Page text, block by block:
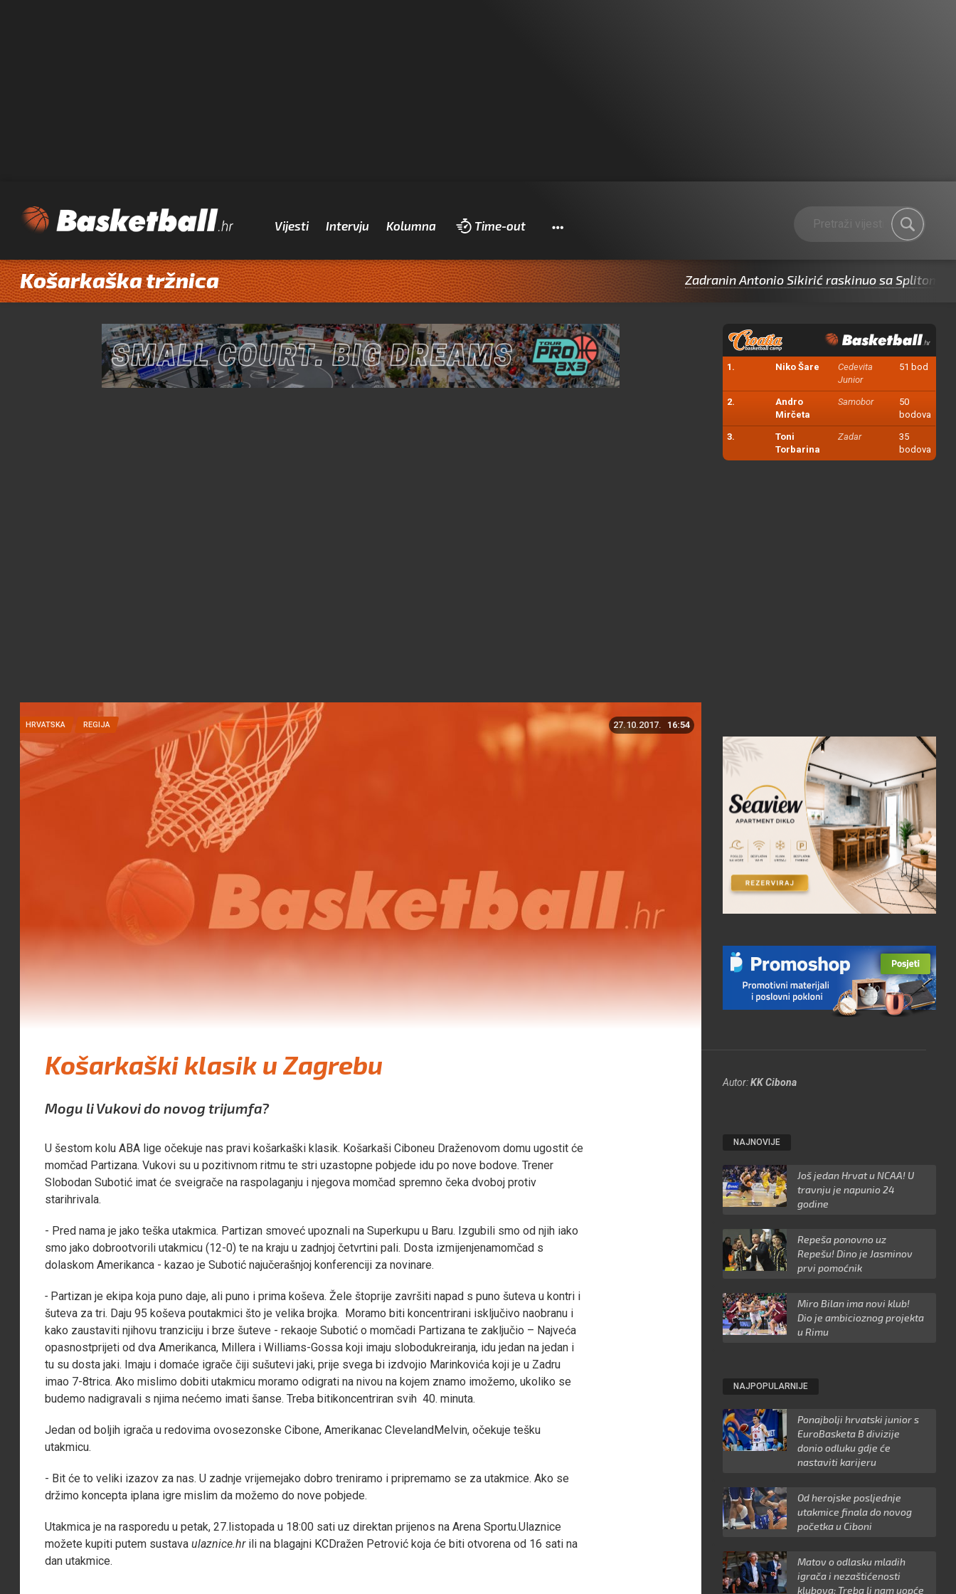
Vijesti Intervju Kolumna Time-out Pretraži
Košarkaška tržnica Zadranin Antonio Sikirić raskinuo sa Splitom pa
1. Niko Šare
Cedevita
Junior
51 bod
2.
Andro
Mirčeta
Samobor
50
bodova
3.
Toni
Torbarina
Zadar
35
bodova
HRVATSKA REGIJA 27.10.2017. 16:54
Košarkaški klasik u Zagrebu
Autor:KK Cibona
Mogu li Vukovi do novog trijumfa?
U šestom kolu ABA lige očekuje nas pravi košarkaški klasik. Košarkaši Ciboneu Draženovom domu ugostit će
momčad Partizana. Vukovi su u pozitivnom ritmu te stri uzastopne pobjede idu po nove bodove. Trener
Slobodan Subotić imat će sveigrače na raspolaganju i njegova momčad spremno čeka dvoboj protiv
starihrivala.
- Pred nama je jako teška utakmica. Partizan smoveć upoznali na Superkupu u Baru. Izgubili smo od njih iako
smo jako dobrootvorili utakmicu (12-0) te na kraju u zadnjoj četvrtini pali. Dosta izmijenjenamomčad s
dolaskom Amerikanca - kazao je Subotić najučerašnjoj konferenciji za novinare.
- Partizan je ekipa koja puno daje, ali puno i prima koševa. Žele štoprije završiti napad s puno šuteva u kontri i
šuteva za tri. Daju 95 koševa poutakmici što je velika brojka. Moramo biti koncentrirani isključivo naobranu i
kako zaustaviti njihovu tranziciju i brze šuteve - rekaoje Subotić o momčadi Partizana te zaključio – Najveća
opasnostprijeti od dva Amerikanca, Millera i Williams-Gossa koji imaju slobodukreiranja, idu jedan na jedan i
tu su dosta jaki. Imaju i domaće igrače čiji sušutevi jaki, prije svega bi izdvojio Marinkovića koji je u Zadru
imao 7-8trica. Ako mislimo dobiti utakmicu moramo odigrati na nivou na kojem znamo imožemo, ukoliko se
budemo nadigravali s njima nećemo imati šanse. Treba bitikoncentriran svih 40. minuta.
Jedan od boljih igrača u redovima ovosezonske Cibone, Amerikanac ClevelandMelvin, očekuje tešku
utakmicu.
- Bit će to veliki izazov za nas. U zadnje vrijemejako dobro treniramo i pripremamo se za utakmice. Ako se
držimo koncepta iplana igre mislim da možemo do nove pobjede.
Utakmica je na rasporedu u petak, 27.listopada u 18:00 sati uz direktan prijenos na Arena Sportu.Ulaznice
možete kupiti putem sustavaulaznice.hrili na blagajni KCDražen Petrović koja će biti otvorena od 16 sati na
dan utakmice.
NAJNOVIJE
Još jedan Hrvat u NCAA! U
travnju je napunio 24
godine
Repeša ponovno uz
Repešu! Dino je Jasminov
prvi pomoćnik
Miro Bilan ima novi klub!
Dio je ambicioznog projekta
u Rimu
NAJPOPULARNIJE
Ponajbolji hrvatski junior s
EuroBasketa B divizije
donio odluku gdje će
nastaviti karijeru
Od herojske posljednje
utakmice finala do novog
početka u Ciboni
Matov o odlasku mladih
igrača i nezaštićenosti
klubova: Treba li nam uopće